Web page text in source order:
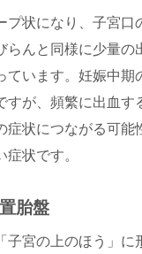
プ状になり、子宮口
らんと同様に少量の
ています。妊娠中期
すが、頻繁に出血す
症状につながる可能
状です。
胎盤
子宮の上のほう」に